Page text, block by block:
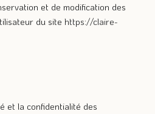
et de modification des
du site https://claire-
et la confidentialité des